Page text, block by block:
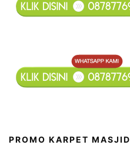
PROMO KARPET MASJID